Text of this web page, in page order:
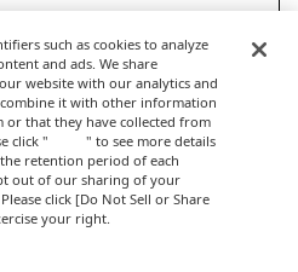
う想いがブランド
ンセプトに共感し
まれてきたんです
WORK MILL
such as cookies to analyze
and ads. We share
website with our analytics and
it with other information
that they have collected from
click "
here" to see more details
retention period of each
out of our sharing of your
click [Do Not Sell or Share
your right.